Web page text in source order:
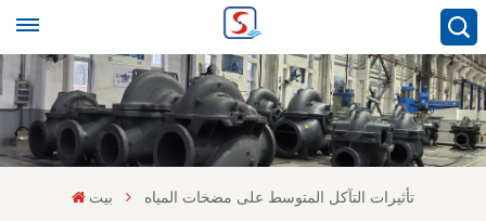
بيت تأثيرات التآكل المتوسط ​​على مضخات المياه